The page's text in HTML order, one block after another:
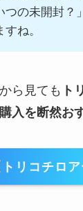
つの未開封？
すね。
ら見ても ト
入を断然お
トリコチロア